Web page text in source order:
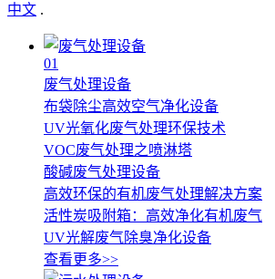
中文 .
01
废气处理设备
布袋除尘高效空气净化设备
UV光氧化废气处理环保技术
VOC废气处理之喷淋塔
酸碱废气处理设备
高效环保的有机废气处理解决方案
活性炭吸附箱：高效净化有机废气
UV光解废气除臭净化设备
查看更多>>